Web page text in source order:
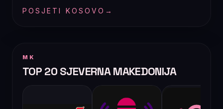
POSJETI KOSOVO →
MK
TOP 20 SJEVERNA MAKEDONIJA